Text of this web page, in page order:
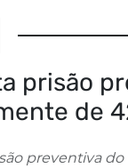
prisão
de
preventiva